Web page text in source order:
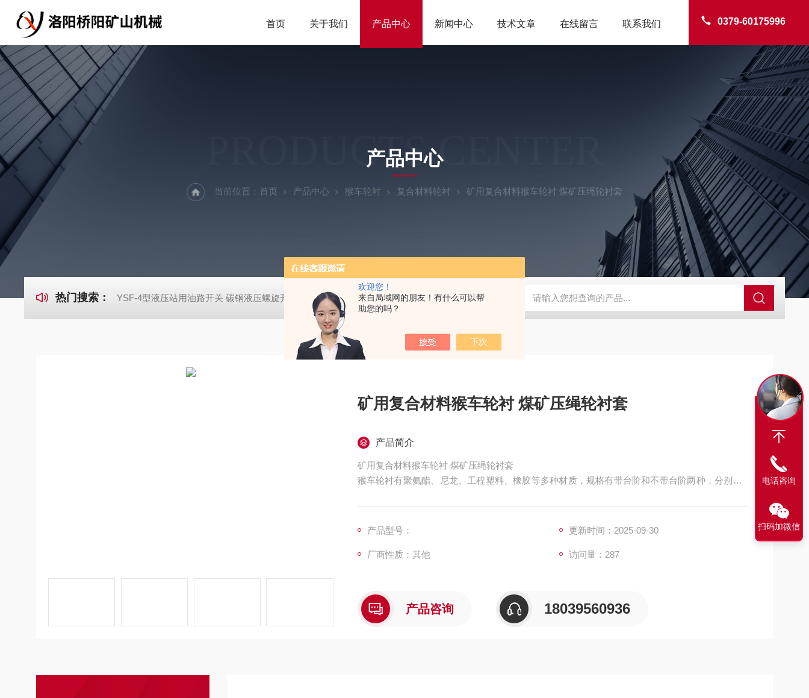
欢迎您！
来自局域网的朋友！有什么可以帮
助您的吗？
0379-60175996
首页 关于我们 产品中心 新闻中心 技术文章 在线留言 联系我们
PRODUCTS CENTER
产品中心
当前位置： 首页 产品中心 猴车轮衬 复合材料轮衬 矿用复合材料猴车轮衬 煤矿压绳轮衬套
热门搜索： YSF-4型液压站用油路开关 碳钢液压螺旋开关 猴车配件橡胶轮衬 托压轮矿用斜井巷道用 矿用本安型行程开关KHXC24 井下机电设备 便携式移动液压系统总成 提升机
矿用复合材料猴车轮衬 煤矿压绳轮衬套
产品简介
矿用复合材料猴车轮衬 煤矿压绳轮衬套
猴车轮衬有聚氨酯、尼龙、工程塑料、橡胶等多种材质，规格有带台阶和不带台阶两种，分别是H
产品型号： 更新时间：2025-09-30
厂商性质：其他 访问量：287
产品咨询 18039560936
电话咨询
扫码加微信